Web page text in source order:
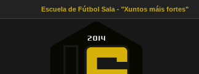
Escuela de Fútbol Sala - "Xuntos máis fortes"